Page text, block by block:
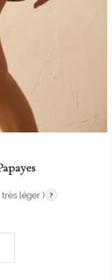
très léger ) ?